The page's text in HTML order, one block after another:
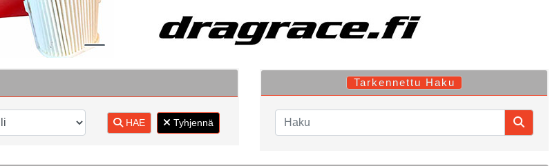
HAE Tyhjennä
Tarkennettu Haku